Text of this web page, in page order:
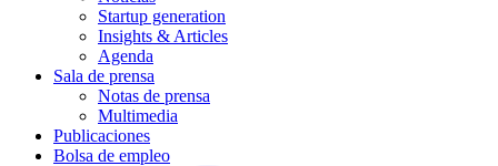
Startup generation
Insights & Articles
Agenda
Sala de prensa
Notas de prensa
Multimedia
Publicaciones
Bolsa de empleo